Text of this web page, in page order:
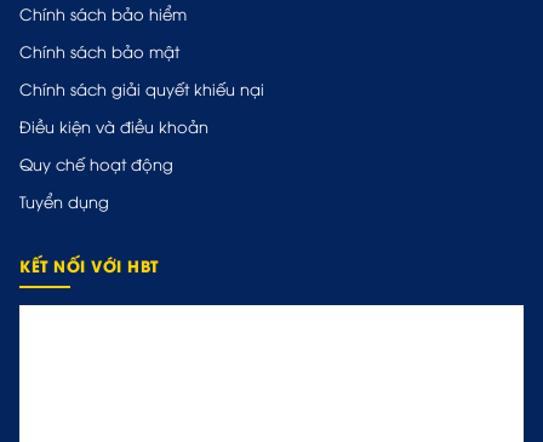
Chính sách bảo hiểm
Chính sách bảo mật
Chính sách giải quyết khiếu nại
Điều kiện và điều khoản
Quy chế hoạt động
Tuyển dụng
KẾT NỐI VỚI HBT